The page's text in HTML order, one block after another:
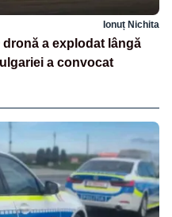
Ionuț Nichita
a explodat lângă
a convocat